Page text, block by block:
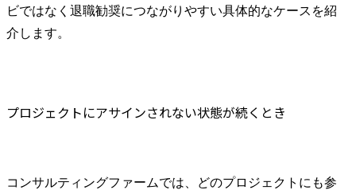
ビではなく退職勧奨につながりやすい具体的なケースを紹
介します。
プロジェクトにアサインされない状態が続くとき
コンサルティングファームでは、どのプロジェクトにも参